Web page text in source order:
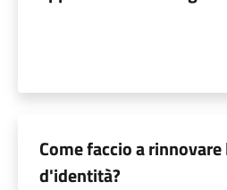
Come faccio a
d'identità?